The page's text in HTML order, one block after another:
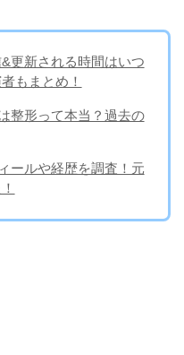
更新される時間はいつ
もまとめ！
整形って本当？過去の
ールや経歴を調査！元